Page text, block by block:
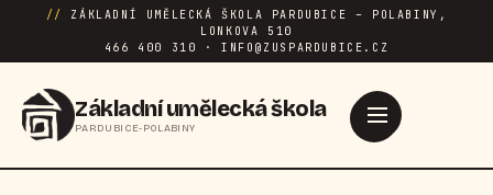
//
ZÁKLADNÍ UMĚLECKÁ ŠKOLA PARDUBICE – POLABINY,
LONKOVA 510
466 400 310 · INFO@ZUSPARDUBICE.CZ
Základní umělecká škola
PARDUBICE-POLABINY